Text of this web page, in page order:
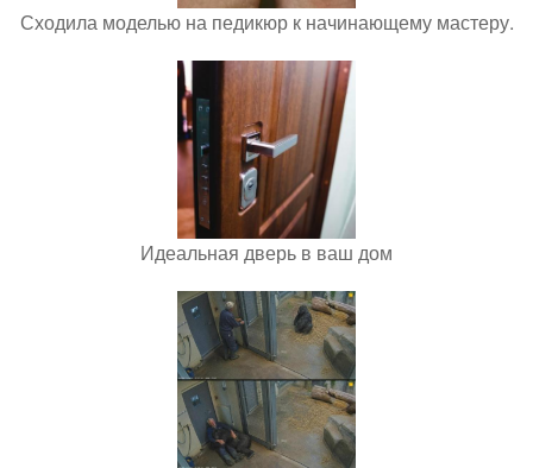
Сходила моделью на педикюр к начинающему мастеру.
Идеальная дверь в ваш дом